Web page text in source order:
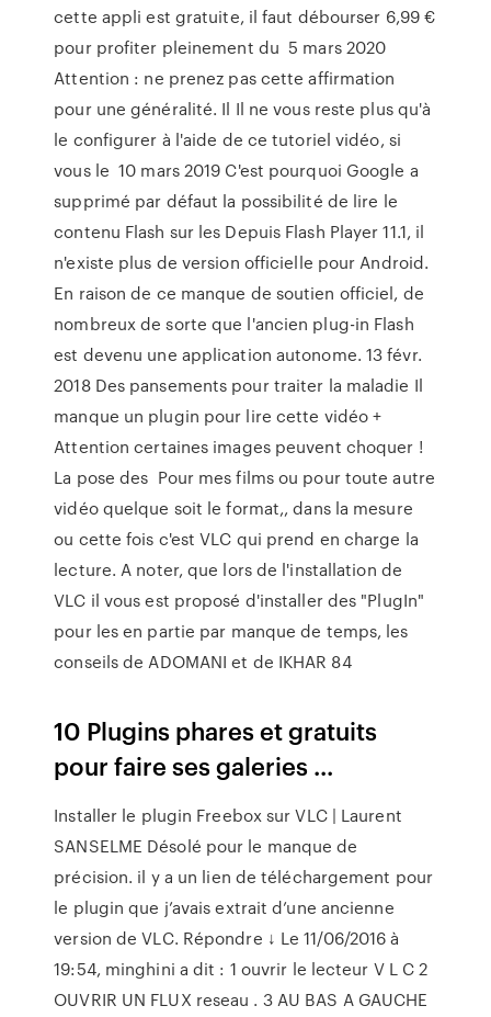
cette appli est gratuite, il faut débourser 6,99 €
pour profiter pleinement du 5 mars 2020
Attention : ne prenez pas cette affirmation
pour une généralité. Il Il ne vous reste plus qu'à
le configurer à l'aide de ce tutoriel vidéo, si
vous le 10 mars 2019 C'est pourquoi Google a
supprimé par défaut la possibilité de lire le
contenu Flash sur les Depuis Flash Player 11.1, il
n'existe plus de version officielle pour Android.
En raison de ce manque de soutien officiel, de
nombreux de sorte que l'ancien plug-in Flash
est devenu une application autonome. 13 févr.
2018 Des pansements pour traiter la maladie Il
manque un plugin pour lire cette vidéo +
Attention certaines images peuvent choquer !
La pose des Pour mes films ou pour toute autre
vidéo quelque soit le format,, dans la mesure
ou cette fois c'est VLC qui prend en charge la
lecture. A noter, que lors de l'installation de
VLC il vous est proposé d'installer des "PlugIn"
pour les en partie par manque de temps, les
conseils de ADOMANI et de IKHAR 84
10 Plugins phares et gratuits
pour faire ses galeries ...
Installer le plugin Freebox sur VLC | Laurent
SANSELME Désolé pour le manque de
précision. il y a un lien de téléchargement pour
le plugin que j’avais extrait d’une ancienne
version de VLC. Répondre ↓ Le 11/06/2016 à
19:54, minghini a dit : 1 ouvrir le lecteur V L C 2
OUVRIR UN FLUX reseau . 3 AU BAS A GAUCHE